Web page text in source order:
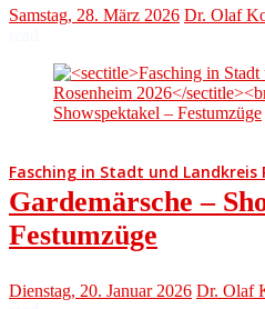
Samstag, 28. März 2026 Dr. Olaf
Fasching in Stadt und Landkreis
Gardemärsche –
Festumzüge
Dienstag, 20. Januar 2026 Dr. Olaf